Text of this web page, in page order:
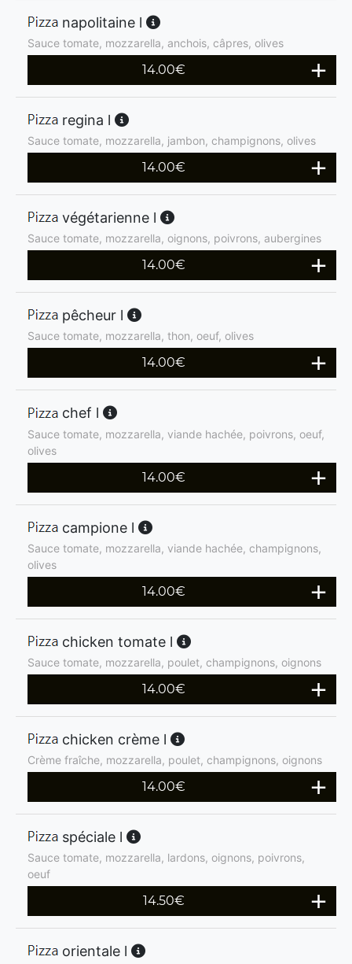
napolitaine l
Sauce tomate, mozzarella, anchois, câpres, olives
14.00€
regina l
Sauce tomate, mozzarella, jambon, champignons, olives
14.00€
végétarienne l
Sauce tomate, mozzarella, oignons, poivrons, aubergines
14.00€
pêcheur l
Sauce tomate, mozzarella, thon, oeuf, olives
14.00€
chef l
Sauce tomate, mozzarella, viande hachée, poivrons, oeuf,
olives
14.00€
campione l
Sauce tomate, mozzarella, viande hachée, champignons,
olives
14.00€
chicken tomate l
Sauce tomate, mozzarella, poulet, champignons, oignons
14.00€
chicken crème l
Crème fraîche, mozzarella, poulet, champignons, oignons
14.00€
spéciale l
Sauce tomate, mozzarella, lardons, oignons, poivrons,
oeuf
14.50€
orientale l